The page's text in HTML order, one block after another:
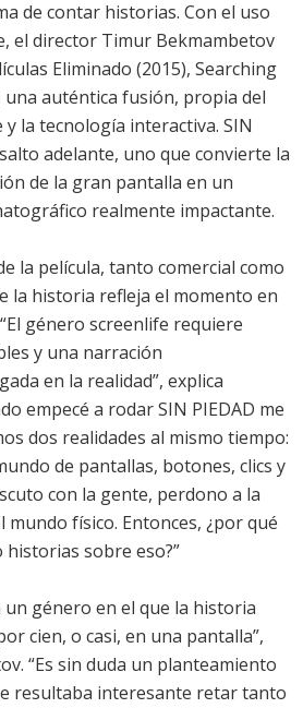
de contar historias. Con el uso
el director Timur Bekmambetov
Eliminado (2015), Searching
una auténtica fusión, propia del
y la tecnología interactiva. SIN
adelante, uno que convierte la
de la gran pantalla en un
realmente impactante.
la película, tanto comercial como
la historia refleja el momento en
género screenlife requiere
y una narración
en la realidad”, explica
empecé a rodar SIN PIEDAD me
dos realidades al mismo tiempo:
de pantallas, botones, clics y
con la gente, perdono a la
físico. Entonces, ¿por qué
sobre eso?”
un género en el que la historia
cien, o casi, en una pantalla”,
“Es sin duda un planteamiento
resultaba interesante retar tanto